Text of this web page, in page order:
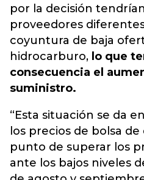
por la decisión
proveedores
coyuntura de baja
hidrocarburo, lo que
consecuencia el
suministro.
“Esta situación se da
los precios de bolsa
punto de superar los
ante los bajos niveles